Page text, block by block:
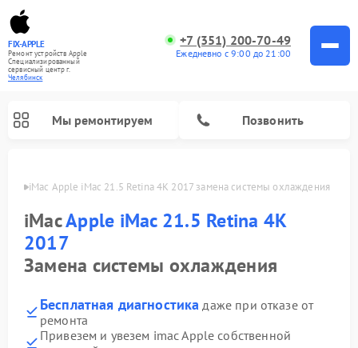
FIX-APPLE
Ремонт устройств Apple
Специализированный
cервисный центр г.
Челябинск
+7 (351) 200-70-49
Ежедневно с 9:00 до 21:00
Мы ремонтируем Позвонить
iMac Apple iMac 21.5 Retina 4K 2017 замена системы охлаждения
iMacApple iMac 21.5 Retina 4K
2017
Замена системы охлаждения
Бесплатная диагностика даже при отказе от
ремонта
Привезем и увезем imac Apple собственной